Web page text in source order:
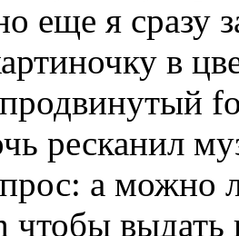
еще я сразу
в
ресканил
а можно
чтобы